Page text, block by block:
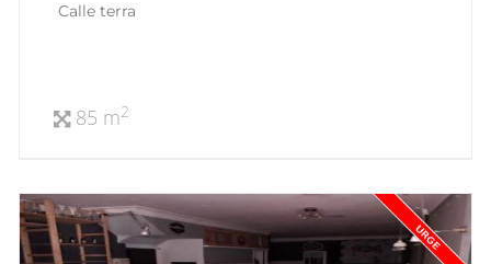
Calle terra
85 m2